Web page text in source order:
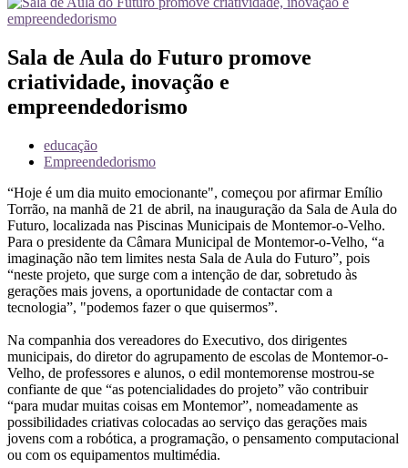
Sala de Aula do Futuro promove
criatividade, inovação e
empreendedorismo
educação
Empreendedorismo
“Hoje é um dia muito emocionante", começou por afirmar Emílio
Torrão, na manhã de 21 de abril, na inauguração da Sala de Aula do
Futuro, localizada nas Piscinas Municipais de Montemor-o-Velho.
Para o presidente da Câmara Municipal de Montemor-o-Velho, “a
imaginação não tem limites nesta Sala de Aula do Futuro”, pois
“neste projeto, que surge com a intenção de dar, sobretudo às
gerações mais jovens, a oportunidade de contactar com a
tecnologia”, "podemos fazer o que quisermos”.
Na companhia dos vereadores do Executivo, dos dirigentes
municipais, do diretor do agrupamento de escolas de Montemor-o-
Velho, de professores e alunos, o edil montemorense mostrou-se
confiante de que “as potencialidades do projeto” vão contribuir
“para mudar muitas coisas em Montemor”, nomeadamente as
possibilidades criativas colocadas ao serviço das gerações mais
jovens com a robótica, a programação, o pensamento computacional
ou com os equipamentos multimédia.